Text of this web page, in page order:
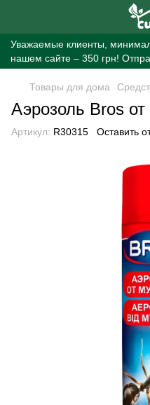
Уважаемые клиенты,
нашем сайте – 350 грн!
Товары для дома
Аэрозоль Bros
Артикул: R30315 Оставить